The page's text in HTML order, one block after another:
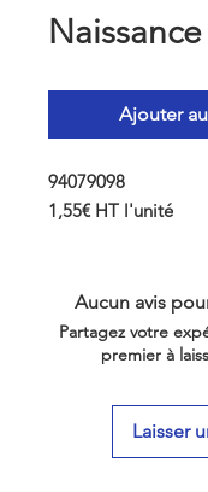
Naissance
Ajouter
94079098
1,55€ HT l'unité
Aucun avis
Partagez votre
premier à
Laisser